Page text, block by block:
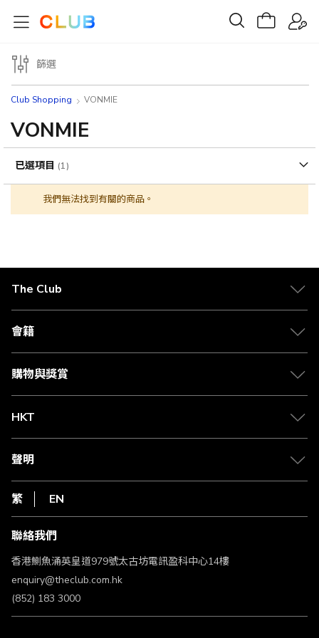
Club Shopping VONMIE
VONMIE
我們無法找到有關的商品。
篩選
已選項目
The Club
關於 The Club
合作夥伴
媒體中心
會籍
會籍及專屬禮遇
賺取積分
購物與獎賞
物流與配送
Club Shopping 商品領取站
常見問題
HKT
csl.
1010
HKT
聲明
私隱聲明
使用條款
條款及細則
不歧視及不騷擾聲明
認可牌照及通告
繁 EN
聯絡我們
香港鰂魚涌英皇道979號太古坊電訊盈科中心14樓
enquiry@theclub.com.hk
(852) 183 3000